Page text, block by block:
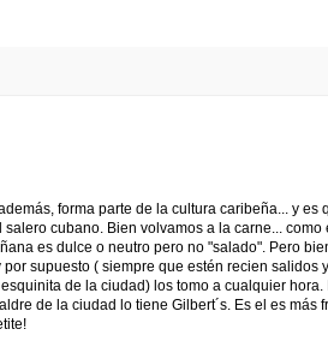
forma parte de la cultura caribeña... y es
cubano. Bien volvamos a la carne... como
es dulce o neutro pero no "salado". Pero
supuesto ( siempre que estén recien salidos
de la ciudad) los tomo a cualquier hora.
de la ciudad lo tiene Gilbert´s. Es el es más